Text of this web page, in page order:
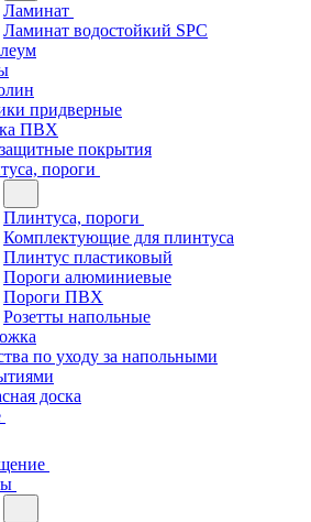
Ламинат
Ламинат водостойкий SPC
придверные
ПВХ
покрытия
пороги
Плинтуса, пороги
Комплектующие для плинтуса
Плинтус пластиковый
Пороги алюминиевые
Пороги ПВХ
Розетты напольные
по уходу за напольными
доска